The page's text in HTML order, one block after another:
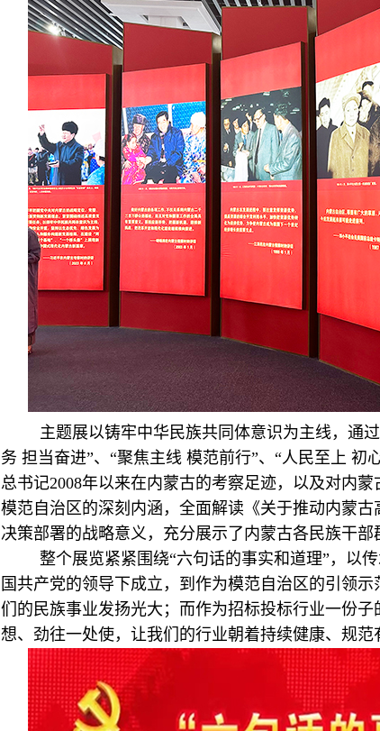
主题展以铸牢中华民族共同体意识为主线，通
务 担当奋进”、“聚焦主线 模范前行”、“人民至上
总书记2008年以来在内蒙古的考察足迹，以及对内
模范自治区的深刻内涵，全面解读《关于推动内蒙
决策部署的战略意义，充分展示了内蒙古各民族干
整个展览紧紧围绕“六句话的事实和道理”，以
国共产党的领导下成立，到作为模范自治区的引领
们的民族事业发扬光大；而作为招标投标行业一份
想、劲往一处使，让我们的行业朝着持续健康、规范